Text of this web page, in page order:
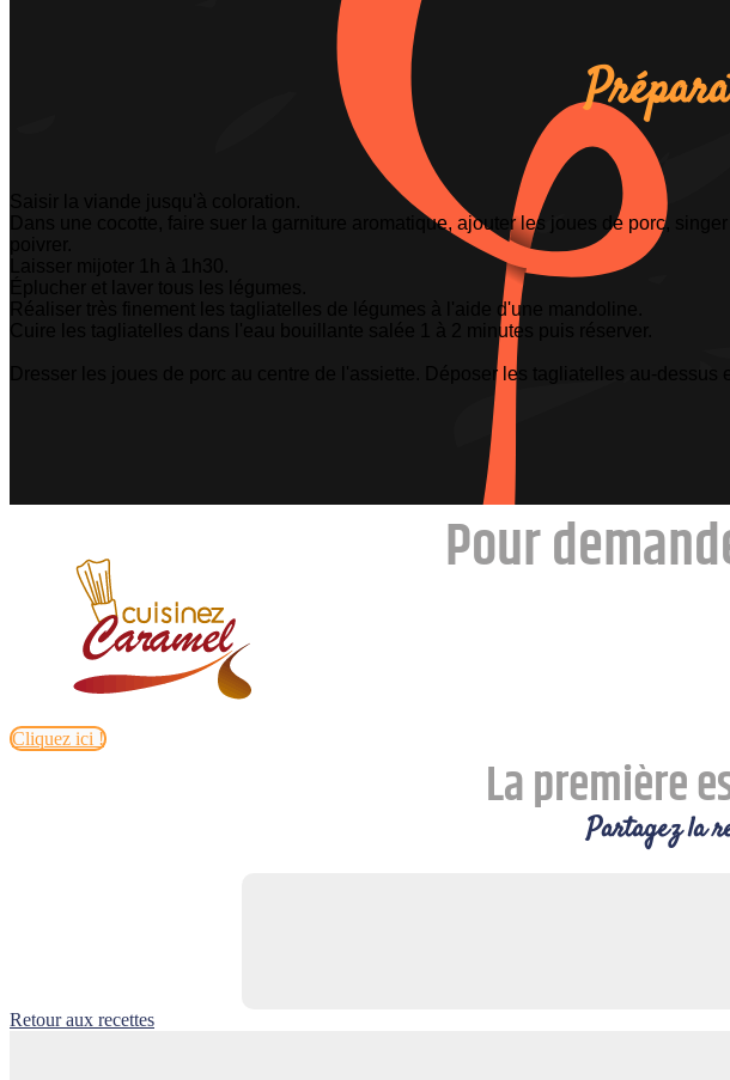
Dans une cocotte, faire suer la garniture aromatique, ajouter les joues de porc,
Réaliser très finement les tagliatelles de légumes à l'aide d'une mandoline.
Cuire les tagliatelles dans l'eau bouillante salée 1 à 2 minutes puis réserver.
Dresser les joues de porc au centre de l'assiette. Déposer les tagliatelles au-dessus
Pour
Cliquez ici !
La première
Partagez la
Retour aux recettes